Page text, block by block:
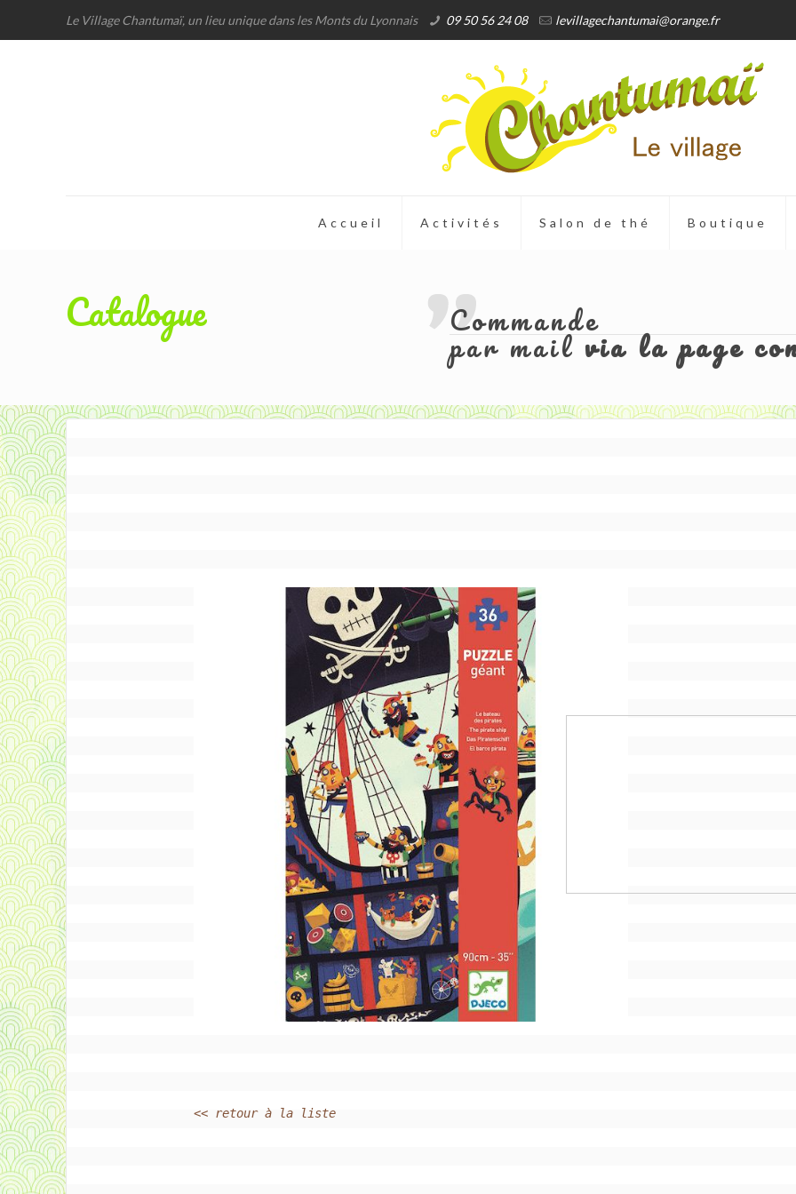
Le Village Chantumaï, un lieu unique dans les Monts du Lyonnais 09 50 56 24 08 levillagechantumai@orange.fr
Accueil Activités Salon de thé Boutique
Catalogue Commande
par mailvia la page
<< retour à la liste